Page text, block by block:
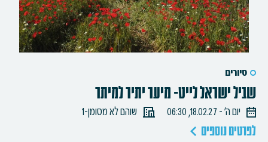
סיורים
שביל ישראל לייט- מיער יתיר למיתר
יום ה׳ - 18.02.27, 06:30 שוהם לא מסומן-1
לפרטים נוספים